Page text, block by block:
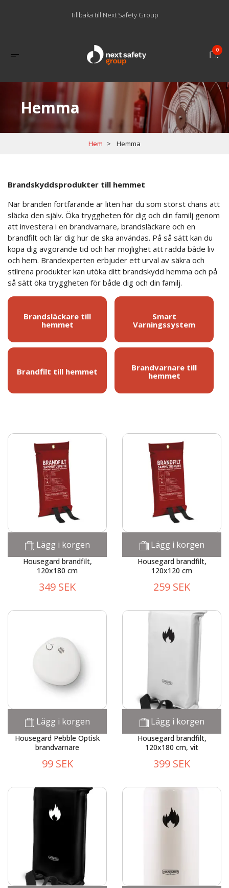
Tillbaka till Next Safety Group
0
Hemma
Hem Hemma
Brandskyddsprodukter till hemmet
När branden fortfarande är liten har du som störst chans att
släcka den själv. Öka tryggheten för dig och din familj genom
att investera i en brandvarnare, brandsläckare och en
brandfilt och lär dig hur de ska användas. På så sätt kan du
köpa dig avgörande tid och har möjlighet att rädda både liv
och hem. Brandexperten erbjuder ett urval av säkra och
stilrena produkter kan utöka ditt brandskydd hemma och på
så sätt öka tryggheten för både dig och din familj.
Brandsläckare till
hemmet
Smart
Varningssystem
Brandfilt till hemmet
Brandvarnare till
hemmet
Lägg i korgen
Housegard brandfilt,
120x180 cm
349 SEK
Lägg i korgen
Housegard brandfilt,
120x120 cm
259 SEK
Lägg i korgen
Housegard Pebble Optisk
brandvarnare
99 SEK
Lägg i korgen
Housegard brandfilt,
120x180 cm, vit
399 SEK